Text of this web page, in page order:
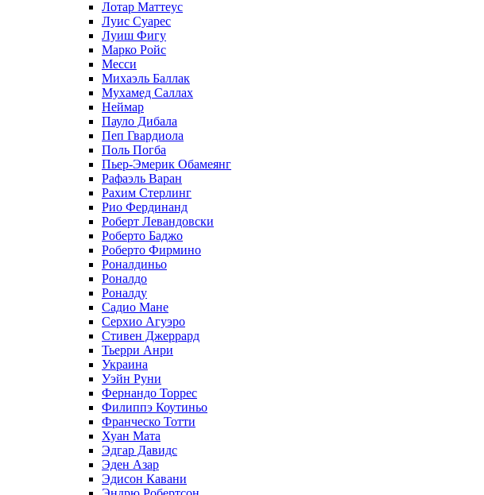
Лотар Маттеус
Луис Суарес
Луиш Фигу
Марко Ройс
Месси
Михаэль Баллак
Мухамед Саллах
Неймар
Пауло Дибала
Пеп Гвардиола
Поль Погба
Пьер-Эмерик Обамеянг
Рафаэль Варан
Рахим Стерлинг
Рио Фердинанд
Роберт Левандовски
Роберто Баджо
Роберто Фирмино
Роналдиньо
Роналдо
Роналду
Садио Мане
Серхио Агуэро
Стивен Джеррард
Тьерри Анри
Украина
Уэйн Руни
Фернандо Торрес
Филиппэ Коутиньо
Франческо Тотти
Хуан Мата
Эдгар Давидс
Эден Азар
Эдисон Кавани